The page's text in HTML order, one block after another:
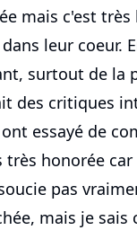
mais c'est
leur coeur.
surtout de la
des critiques
essayé de
très honorée
pas
mais je sais